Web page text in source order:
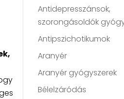
Antidepresszánsok,
szorongásoldók
Antipszichotikumok
Aranyér
Aranyér gyógyszerek
Bélelzáródás